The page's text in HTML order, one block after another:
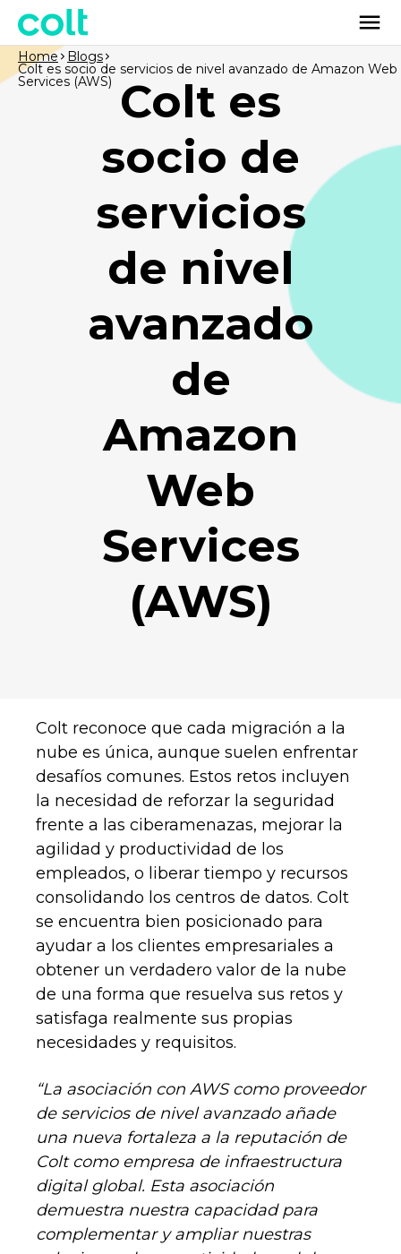
Colt es
socio de
servicios
de nivel
avanzado
de
Amazon
Web
Services
(AWS)
Home Blogs
Colt es socio de servicios de nivel avanzado de Amazon Web
Services (AWS)
Colt reconoce que cada migración a la
nube es única, aunque suelen enfrentar
desafíos comunes. Estos retos incluyen
la necesidad de reforzar la seguridad
frente a las ciberamenazas, mejorar la
agilidad y productividad de los
empleados, o liberar tiempo y recursos
consolidando los centros de datos. Colt
se encuentra bien posicionado para
ayudar a los clientes empresariales a
obtener un verdadero valor de la nube
de una forma que resuelva sus retos y
satisfaga realmente sus propias
necesidades y requisitos.
“La asociación con AWS como proveedor
de servicios de nivel avanzado añade
una nueva fortaleza a la reputación de
Colt como empresa de infraestructura
digital global. Esta asociación
demuestra nuestra capacidad para
complementar y ampliar nuestras